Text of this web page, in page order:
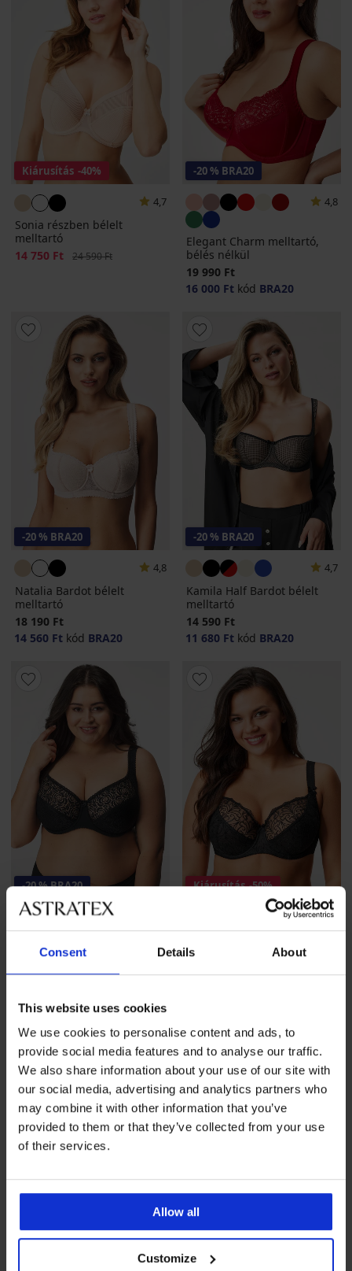
Consent Details About
This website uses cookies
We use cookies to personalise content and ads, to
provide social media features and to analyse our traffic.
We also share information about your use of our site with
our social media, advertising and analytics partners who
may combine it with other information that you’ve
provided to them or that they’ve collected from your use
of their services.
Allow all
Customize
Kiárusítás -40%
4,7
Sonia részben bélelt
melltartó
Kedvezmény
14 750 Ft Eredeti ár
24 590 Ft
-20 % BRA20
4,8
Elegant Charm melltartó,
bélés nélkül
19 990 Ft
16 000 Ft kód BRA20
-20 % BRA20
4,8
Natalia Bardot bélelt
melltartó
18 190 Ft
14 560 Ft kód BRA20
-20 % BRA20
4,7
Kamila Half Bardot bélelt
melltartó
14 590 Ft
11 680 Ft kód BRA20
-20 % BRA20
melltartó
14 590 Ft
Kiárusítás -50%
4,7
melltartó
-20 % BRA20
4,7
-20 % BRA20